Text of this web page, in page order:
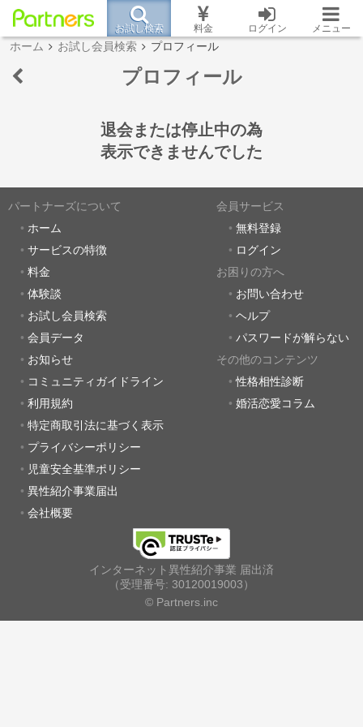
お試し検索 料金 ログイン メニュー
ホーム お試し会員検索 プロフィール
プロフィール
退会または停止中の為
表示できませんでした
パートナーズについて
ホーム
サービスの特徴
料金
体験談
お試し会員検索
会員データ
お知らせ
コミュニティガイドライン
利用規約
特定商取引法に基づく表示
プライバシーポリシー
児童安全基準ポリシー
異性紹介事業届出
会社概要
会員サービス
無料登録
ログイン
お困りの方へ
お問い合わせ
ヘルプ
パスワードが解らない
その他のコンテンツ
性格相性診断
婚活恋愛コラム
インターネット異性紹介事業 届出済
（受理番号: 30120019003）
© Partners.inc